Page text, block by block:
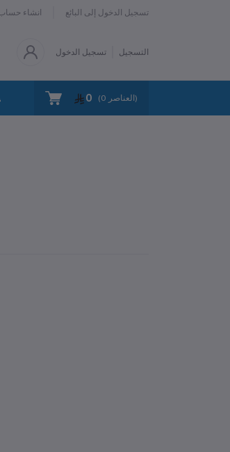
انشاء حساب تسجيل الدخول إلى البائع
تسجيل الدخول التسجيل
جميع اتصل بنا سياسة الخصوصية 0 (0 العناصر)